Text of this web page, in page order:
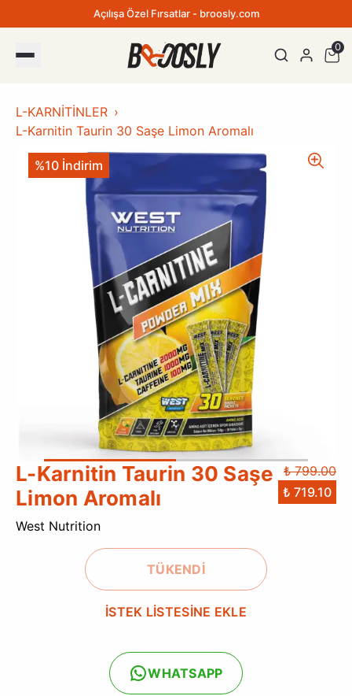
Açılışa Özel Fırsatlar - broosly.com
0
L-KARNİTİNLER
L-Karnitin Taurin 30 Saşe Limon Aromalı
%10 İndirim
L-Karnitin Taurin 30 Saşe
Limon Aromalı
₺ 799.00
₺ 719.10
West Nutrition
TÜKENDİ
İSTEK LİSTESİNE EKLE
WHATSAPP